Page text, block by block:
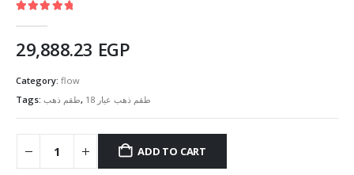
29,888.23 EGP
Category: flow
Tags: طقم ذهب, طقم ذهب عيار 18
ADD TO CART